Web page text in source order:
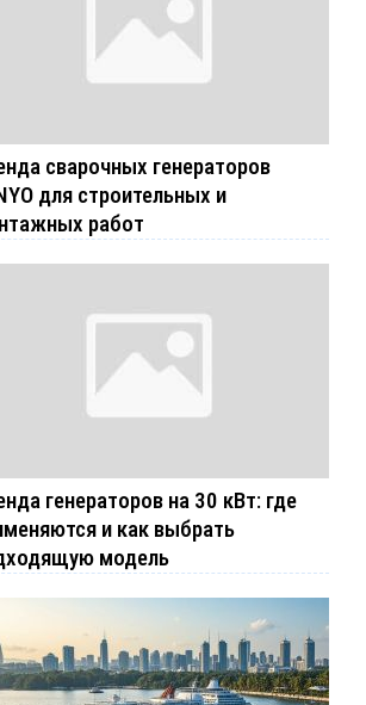
сварочных генераторов
для строительных и
работ
генераторов на 30 кВт: где
и как выбрать
модель